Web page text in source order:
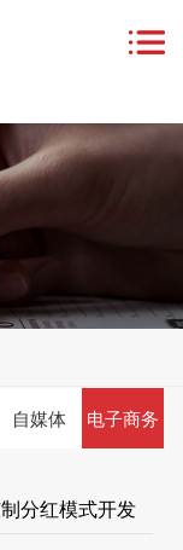
自媒体 电子商务
分红模式开发